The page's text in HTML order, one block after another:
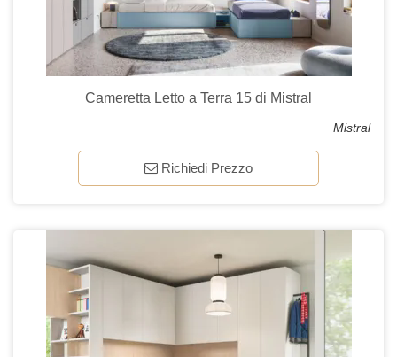
Cameretta Letto a Terra 15 di Mistral
Mistral
Richiedi Prezzo